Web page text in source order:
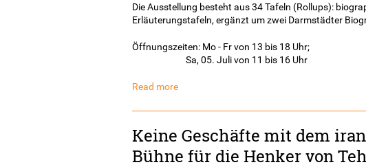
Die Ausstellung besteht aus 34 Tafeln (Rollups):
Erläuterungstafeln, ergänzt um zwei Darmstädter
Öffnungszeiten: Mo - Fr von 13 bis 18 Uhr;
Sa, 05. Juli von 11 bis 16 Uhr
Read more
Keine Geschäfte mit dem
Bühne für die Henker von